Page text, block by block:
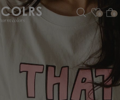
관심
0 0
검색